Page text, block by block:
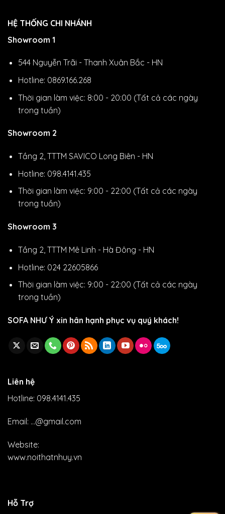
HỆ THỐNG CHI NHÁNH
Showroom 1
544 Nguyễn Trãi - Thanh Xuân Bắc - HN
Hotline: 0869.166.268
Thời gian làm việc: 8:00 - 20:00 (Tất cả các ngày
trong tuần)
Showroom 2
Tầng 2, TTTM SAVICO Long Biên - HN
Hotline: 098.4141.435
Thời gian làm việc: 9:00 - 22:00 (Tất cả các ngày
trong tuần)
Showroom 3
Tầng 2, TTTM Mê Linh - Hà Đông - HN
Hotline: 024 22605866
Thời gian làm việc: 9:00 - 22:00 (Tất cả các ngày
trong tuần)
SOFA NHƯ Ý xin hân hạnh phục vụ quý khách!
Liên hệ
Hotline: 098.4141.435
Email: ...@gmail.com
Website:
www.noithatnhuy.vn
Hỗ Trợ